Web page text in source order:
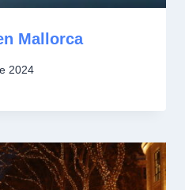
Mallorca
2024